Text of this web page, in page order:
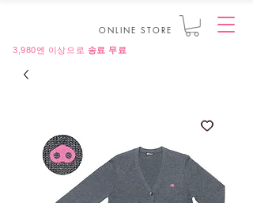
ONLINE STORE
3,980엔 이상으로 송료 무료